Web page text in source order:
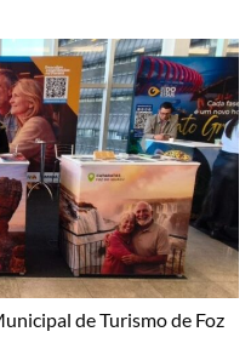
de Turismo de Foz